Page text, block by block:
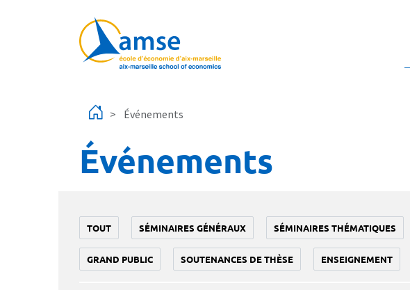
Événements
Événements
TOUT SÉMINAIRES GÉNÉRAUX SÉMINAIRES THÉMATIQUES
GRAND PUBLIC SOUTENANCES DE THÈSE ENSEIGNEMENT